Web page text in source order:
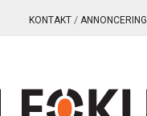
KONTAKT ANNONCERING